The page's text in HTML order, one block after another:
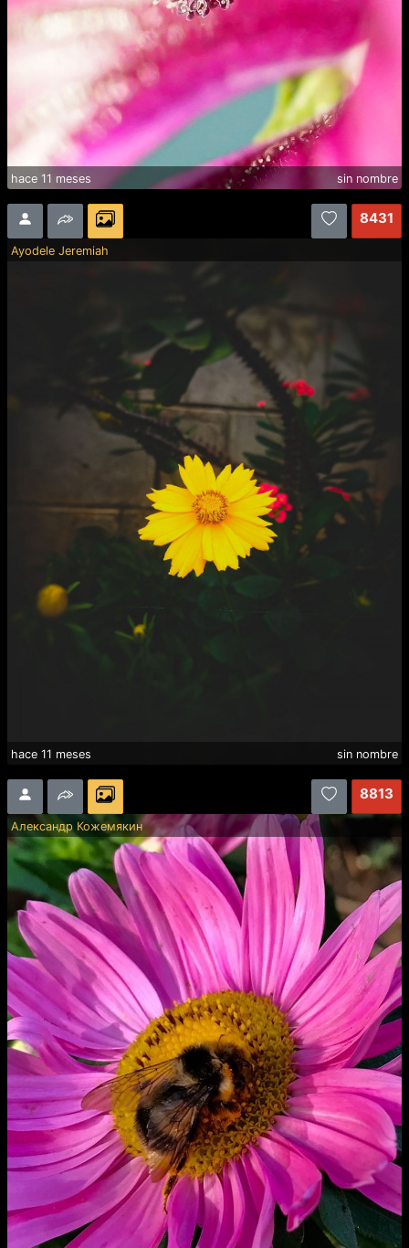
hace 11 meses sin nombre
8431
Ayodele Jeremiah
hace 11 meses sin nombre
8813
Александр Кожемякин